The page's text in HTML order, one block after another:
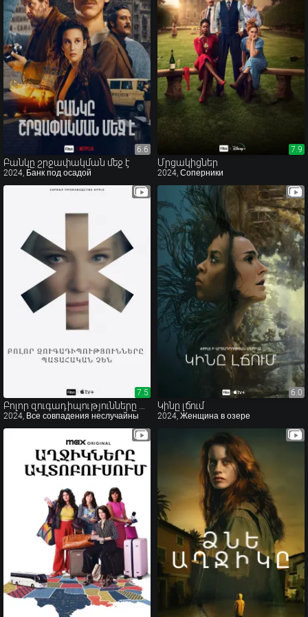
6.6
6.6
Բանկը շրջափակման մեջ է
2024, Банк под осадой
7.9
7.9
Մրցակիցներ
2024, Соперники
7.5
7.5
2024, Все совпадения неслучайны
6.0
6.0
Կինը լճում
2024, Женщина в озере